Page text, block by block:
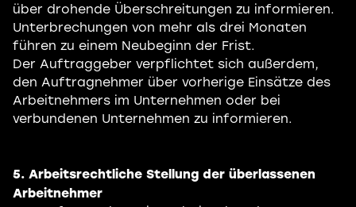
über drohende Überschreitungen zu informieren.
Unterbrechungen von mehr als drei Monaten
führen zu einem Neubeginn der Frist.
Der Auftraggeber verpflichtet sich außerdem,
den Auftragnehmer über vorherige Einsätze des
Arbeitnehmers im Unternehmen oder bei
verbundenen Unternehmen zu informieren.
5. Arbeitsrechtliche Stellung der überlassenen
Arbeitnehmer